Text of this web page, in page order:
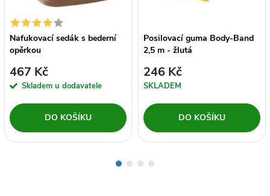
Nafukovací sedák s bederní
opěrkou
467 Kč
Skladem u dodavatele
DO KOŠÍKU
Posilovací guma Body-Band
2,5 m - žlutá
246 Kč
SKLADEM
DO KOŠÍKU